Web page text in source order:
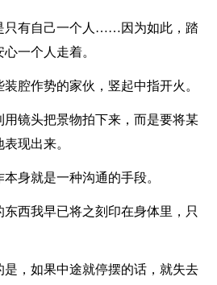
有自己一个人……因为如此，踏
一个人走着。
作势的家伙，竖起中指开火。
镜头把景物拍下来，而是要将某
现出来。
身就是一种沟通的手段。
西我早已将之刻印在身体里，只
，如果中途就停摆的话，就失去